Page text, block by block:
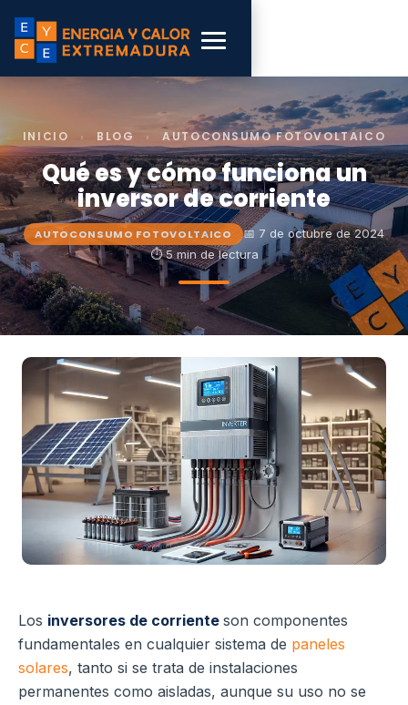
INICIO › BLOG › AUTOCONSUMO FOTOVOLTAICO
Qué es y cómo funciona un
inversor de corriente
AUTOCONSUMO FOTOVOLTAICO
📅 7 de octubre de 2024
⏱ 5 min de lectura
Los inversores de corriente son componentes
fundamentales en cualquier sistema de paneles
solares, tanto si se trata de instalaciones
permanentes como aisladas, aunque su uso no se